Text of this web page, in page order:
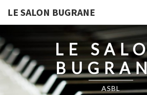
LE SALON BUGRANE
LE
ASBL